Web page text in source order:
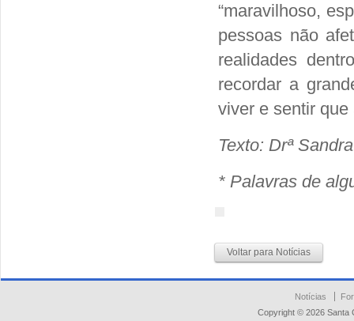
“maravilhoso,
pessoas não
realidades
recordar a
viver e sentir
Texto: Drª
* Palavras de
Voltar para Notícias
Notícias
Copyright © 2026 Santa